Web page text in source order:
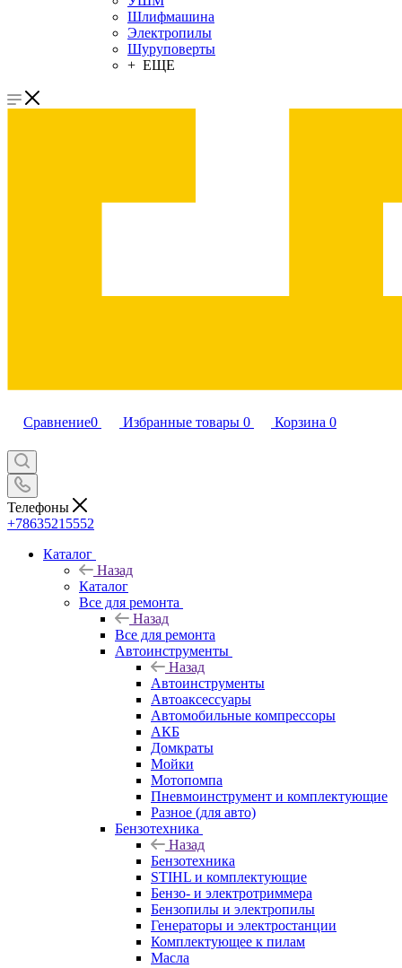
Шлифмашина
Электропилы
Шуруповерты
+ ЕЩЕ
Сравнение0 Избранные товары 0 Корзина 0
Телефоны
+78635215552
Каталог
Назад
Каталог
Все для ремонта
Назад
Все для ремонта
Автоинструменты
Назад
Автоинструменты
Автоаксессуары
Автомобильные компрессоры
АКБ
Домкраты
Мойки
Мотопомпа
Пневмоинструмент и комплектующие
Разное (для авто)
Бензотехника
Назад
Бензотехника
STIHL и комплектующие
Бензо- и электротриммера
Бензопилы и электропилы
Генераторы и электростанции
Комплектующее к пилам
Масла